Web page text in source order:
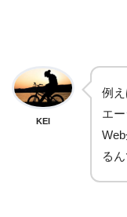
KEI
例
エ
る